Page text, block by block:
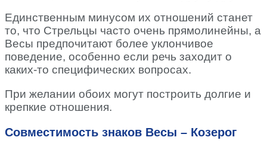
Единственным минусом их отношений станет
то, что Стрельцы часто очень прямолинейны, а
Весы предпочитают более уклончивое
поведение, особенно если речь заходит о
каких-то специфических вопросах.
При желании обоих могут построить долгие и
крепкие отношения.
Совместимость знаков Весы – Козерог